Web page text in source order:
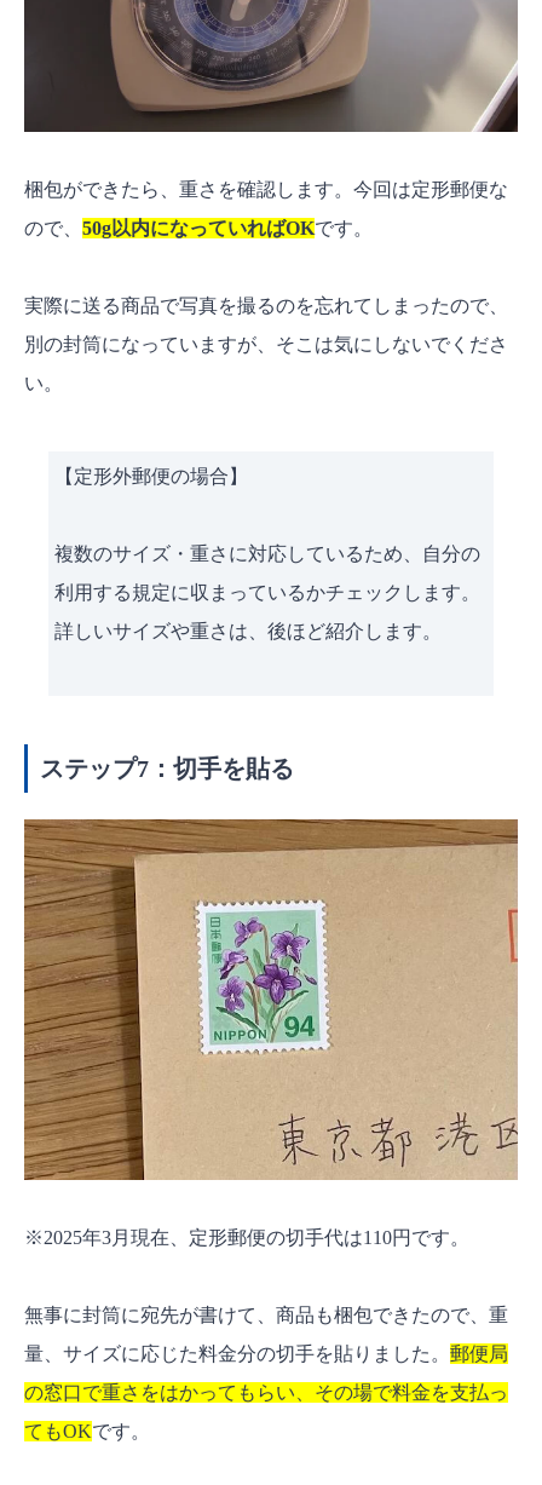
梱包ができたら、重さを確認します。今回は定形郵便な
ので、 50g以内になっていればOKです。
実際に送る商品で写真を撮るのを忘れてしまったので、
別の封筒になっていますが、そこは気にしないでくださ
い。
【定形外郵便の場合】
複数のサイズ・重さに対応しているため、自分の
利用する規定に収まっているかチェックします。
詳しいサイズや重さは、後ほど紹介します。
ステップ7：切手を貼る
※2025年3月現在、定形郵便の切手代は110円です。
無事に封筒に宛先が書けて、商品も梱包できたので、重
量、サイズに応じた料金分の切手を貼りました。 郵便局
の窓口で重さをはかってもらい、その場で料金を支払っ
てもOKです。